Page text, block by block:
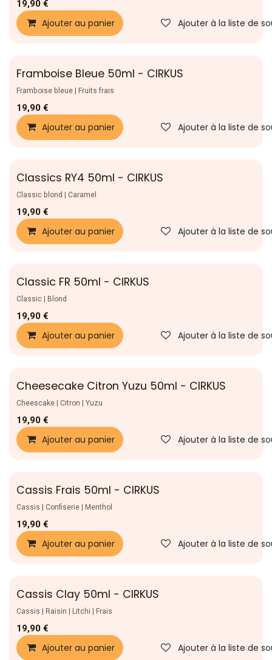
19,90 €
Ajouter au panier Ajouter à la liste de
Nouveau !
Framboise Bleue 50ml - CIRKUS
Framboise bleue | Fruits frais
19,90 €
Ajouter au panier Ajouter à la liste de
Nouveau !
Classics RY4 50ml - CIRKUS
Classic blond | Caramel
19,90 €
Ajouter au panier Ajouter à la liste de
Nouveau !
Classic FR 50ml - CIRKUS
Classic | Blond
19,90 €
Ajouter au panier Ajouter à la liste de
Nouveau !
Cheesecake Citron Yuzu 50ml - CIRKUS
Cheescake | Citron | Yuzu
19,90 €
Ajouter au panier Ajouter à la liste de
Nouveau !
Cassis Frais 50ml - CIRKUS
Cassis | Confiserie | Menthol
19,90 €
Ajouter au panier Ajouter à la liste de
Nouveau !
Cassis Clay 50ml - CIRKUS
Cassis | Raisin | Litchi | Frais
19,90 €
Ajouter au panier Ajouter à la liste de